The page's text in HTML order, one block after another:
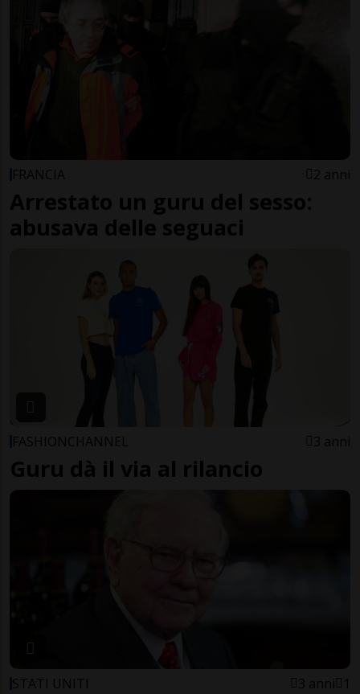
FRANCIA 2 anni
Arrestato un guru del sesso:
abusava delle seguaci
FASHIONCHANNEL 3 anni
Guru dà il via al rilancio
STATI UNITI 3 anni 1